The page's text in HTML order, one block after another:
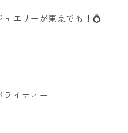
ュエリーが東京でも！💍
ライティー